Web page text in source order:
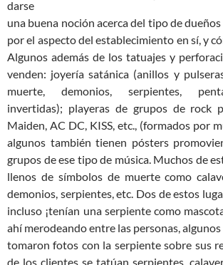
darse
una buena noción acerca del tipo de
por el aspecto del establecimiento en sí, y
Algunos además de los tatuajes y
venden: joyería satánica (anillos y
muerte, demonios, serpientes,
invertidas); playeras de grupos de rock
Maiden, AC DC, KISS, etc., (formados por
algunos también tienen pósters
grupos de ese tipo de música. Muchos de
llenos de símbolos de muerte como
demonios, serpientes, etc. Dos de estos
incluso ¡tenían una serpiente como
ahí merodeando entre las personas,
tomaron fotos con la serpiente sobre sus
de los clientes se tatúan serpientes,